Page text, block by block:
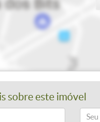
sobre este imóvel